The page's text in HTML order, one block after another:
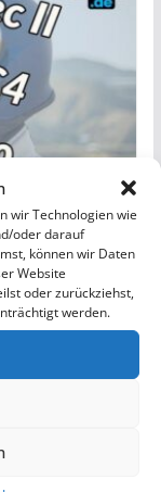
wir Technologien wie
oder darauf
können wir Daten
Website
oder zurückziehst,
werden.
C4 vs.